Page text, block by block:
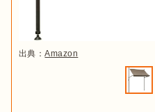
出典：Amazon